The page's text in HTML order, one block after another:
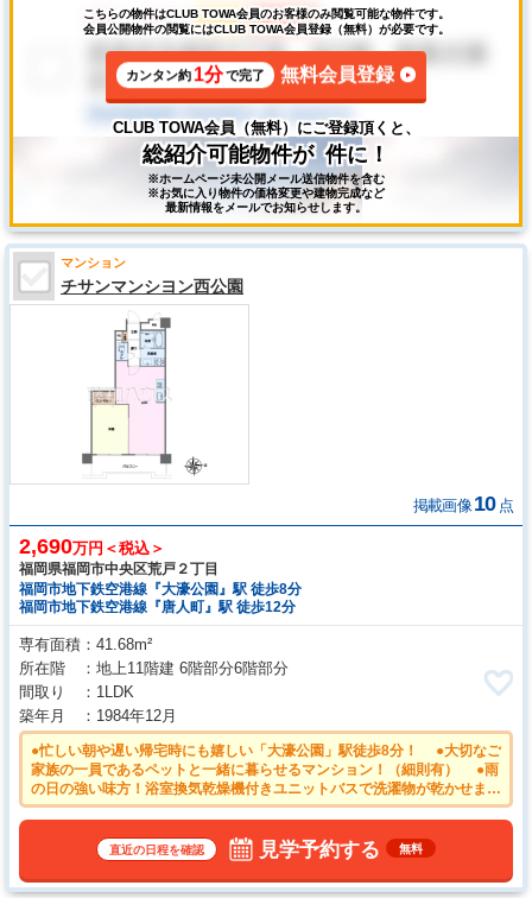
こちらの物件はCLUB TOWA会員のお客様のみ閲覧可能な物件です。
会員公開物件の閲覧にはCLUB TOWA会員登録（無料）が必要です。
カンタン約 1分で完了 無料会員登録
CLUB TOWA会員（無料）にご登録頂くと、
総紹介可能物件が 件に！
※ホームページ未公開メール送信物件を含む
※お気に入り物件の価格変更や建物完成など
最新情報をメールでお知らせします。
マンション
チサンマンシヨン西公園
掲載画像 10 点
2,690万円＜税込＞
福岡県福岡市中央区荒戸２丁目
福岡市地下鉄空港線『大濠公園』駅 徒歩8分
福岡市地下鉄空港線『唐人町』駅 徒歩12分
専有面積
41.68m²
所在階
地上11階建 6階部分6階部分
間取り
1LDK
築年月
1984年12月
●忙しい朝や遅い帰宅時にも嬉しい「大濠公園」駅徒歩8分！ ●大切なご
家族の一員であるペットと一緒に暮らせるマンション！（細則有） ●雨
の日の強い味方！浴室換気乾燥機付きユニットバスで洗濯物が乾かせま
す。 ●平日のご案内も可能です。まずはお気軽にお問合せ下さいま
談下さい。直近の日程を確認 見学予約する 無料